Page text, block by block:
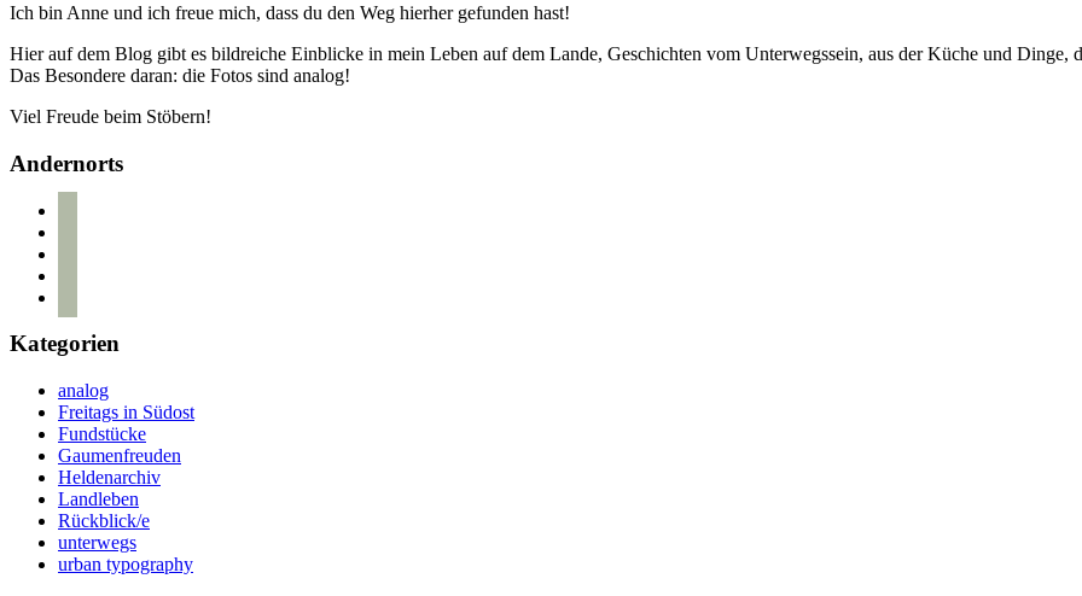
Ich bin Anne und ich freue mich, dass du den Weg hierher gefunden hast!
Hier auf dem Blog gibt es bildreiche Einblicke in mein Leben auf dem Lande, Geschichten vom Unterwegssein, aus der Küche und Dinge,
Das Besondere daran: die Fotos sind analog!
Viel Freude beim Stöbern!
Andernorts
Kategorien
analog
Freitags in Südost
Fundstücke
Gaumenfreuden
Heldenarchiv
Landleben
Rückblick/e
unterwegs
urban typography